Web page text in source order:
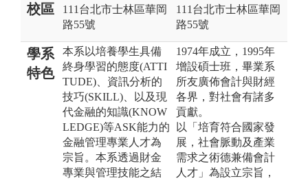
校區
111台北市士林區華岡
路55號
111台北市士林區華岡
路55號
學系
特色
本系以培養學生具備
終身學習的態度(ATTI
TUDE)、資訊分析的
技巧(SKILL)、以及現
代金融的知識(KNOW
LEDGE)等ASK能力的
金融管理專業人才為
宗旨。本系透過財金
專業與管理技能之結
1974年成立，1995年
增設碩士班，畢業系
所友廣佈會計與財經
各界，對社會有諸多
貢獻。
以「培育符合國家發
展，社會脈動及產業
需求之術德兼備會計
人才」為設立宗旨，